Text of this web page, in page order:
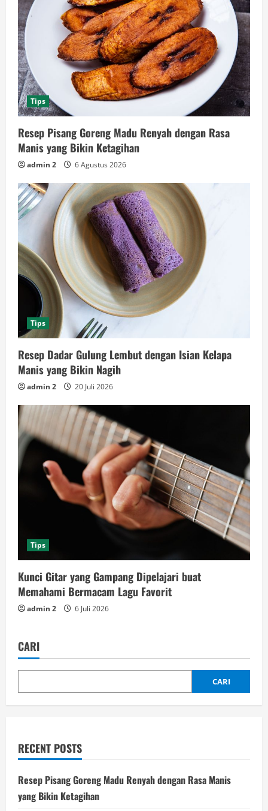
Tips
Resep Pisang Goreng Madu Renyah dengan Rasa
Manis yang Bikin Ketagihan
admin 2 6 Agustus 2026
Tips
Resep Dadar Gulung Lembut dengan Isian Kelapa
Manis yang Bikin Nagih
admin 2 20 Juli 2026
Tips
Kunci Gitar yang Gampang Dipelajari buat
Memahami Bermacam Lagu Favorit
admin 2 6 Juli 2026
CARI
CARI
RECENT POSTS
Resep Pisang Goreng Madu Renyah dengan Rasa Manis
yang Bikin Ketagihan